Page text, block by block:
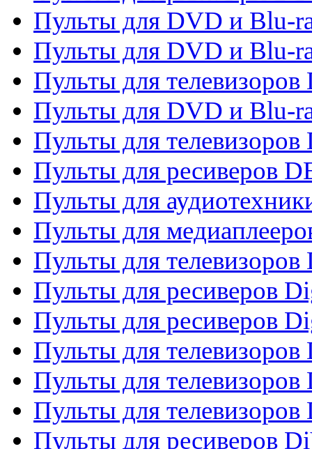
Пульты для DVD и Blu-
Пульты для DVD и Blu-
Пульты для
Пульты для DVD и Blu-
Пульты для телевизоров
Пульты для ресиверов
Пульты для
Пульты для
Пульты для телевизоров
Пульты для ресиверов
Пульты для ресиверов
Пульты для
Пульты для
Пульты для телевизоров
Пульты для ресиверов